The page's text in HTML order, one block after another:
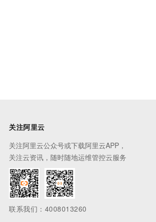
关注阿里云
关注阿里云公众号或下载阿里云APP，
关注云资讯，随时随地运维管控云服务
联系我们：4008013260